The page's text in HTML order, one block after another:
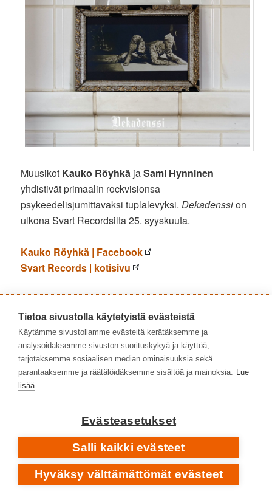
Muusikot Kauko Röyhkä jaSami Hynninen
yhdistivät primaalin rockvisionsa
psykeedelisjumittavaksi tuplalevyksi.Dekadenssion
ulkona Svart Recordsilta 25. syyskuuta.
Kauko Röyhkä | Facebook
Svart Records | kotisivu
•Meidät pelastaa vain rakkaus– Kauko Röyhkä ja Riku
Mattila tuovat esiin toistensa parhaat puolet
Kauko Röyhkä & Severi Pyysalo & Maarit|Levyhyllyt
[3/2017]
•Turmion suurherttua– jazzia ja vastakohtia
Tietoa sivustolla käytetyistä evästeistä
Käytämme sivustollamme evästeitä kerätäksemme ja
analysoidaksemme sivuston suorituskykyä ja käyttöä,
tarjotaksemme sosiaalisen median ominaisuuksia sekä
parantaaksemme ja räätälöidäksemme sisältöä ja mainoksia. Lue
lisää
Evästeasetukset
Salli kaikki evästeet
Hyväksy välttämättömät evästeet